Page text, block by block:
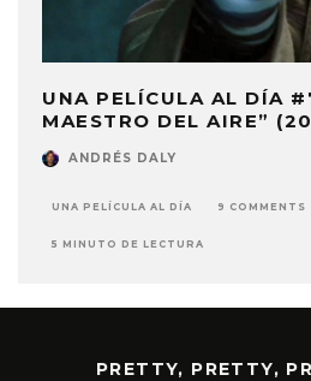
UNA PELÍCULA AL DÍA
MAESTRO DEL AIRE”
ANDRÉS DALY
UNA PELÍCULA AL DÍA 9 COMMENTS
5 MINUTO DE LECTURA
PRETTY, PRETTY,